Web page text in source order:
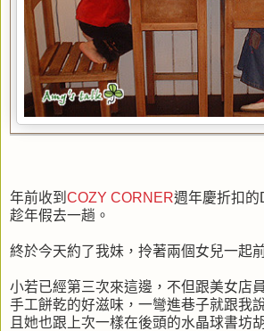
年前收到 COZY CORNER週年慶折扣的
趁年假去一趟。
終於今天約了我妹，拎著兩個女兒一起
小若已經第三次來這邊，不但跟美女店
手工餅乾的好滋味，一彎進巷子就跟我
且她也跟上次一樣在後頭的水晶球書坊